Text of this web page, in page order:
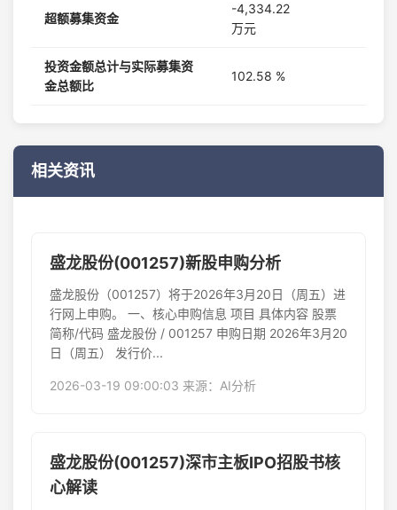
超额募集资金
-4,334.22
万元
投资金额总计与实际募集资
金总额比
102.58 %
相关资讯
盛龙股份(001257)新股申购分析
盛龙股份（001257）将于2026年3月20日（周五）进
行网上申购。 一、核心申购信息 项目 具体内容 股票
简称/代码​ 盛龙股份 / 001257 申购日期​ 2026年3月20
日（周五） 发行价...
2026-03-19 09:00:03 来源：AI分析
盛龙股份(001257)深市主板IPO招股书核
心解读